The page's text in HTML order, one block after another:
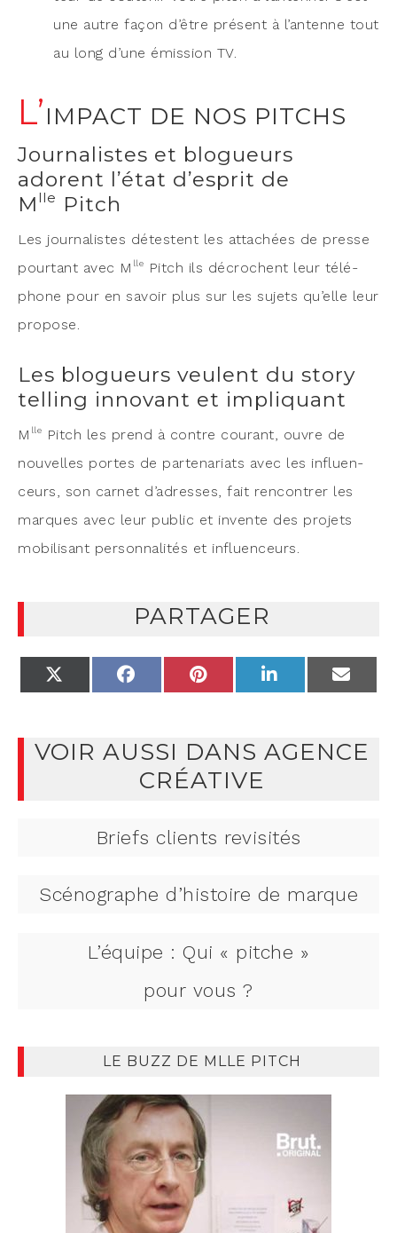
une autre façon d’être pré­sent à l’antenne tout
au long d’une émis­sion TV.
L’IMPACT DE NOS PITCHS
Journalistes et blogueurs
adorent l’état d’esprit de
M lle Pitch
Les jour­na­listes détestent les atta­chées de presse
pour­tant avec M lle
Pitch ils décrochent leur télé­
phone pour en savoir plus sur les sujets qu’elle leur
propose.
Les blogueurs veulent du story
telling innovant et impliquant
M lle
Pitch les prend à contre cou­rant, ouvre de
nou­velles portes de par­te­na­riats avec les influen­
ceurs, son car­net d’a­dresses, fait ren­con­trer les
marques avec leur public et invente des pro­jets
mobi­li­sant per­son­na­li­tés et influenceurs.
PARTAGER
(TWITTER)
FACEBOOK PINTEREST LINKEDIN
VOIR AUSSI DANS AGENCE
CRÉATIVE
Briefs clients revisités
Scénographe d’histoire de marque
L’équipe : Qui « pitche »
pour vous ?
LE BUZZ DE MLLE PITCH